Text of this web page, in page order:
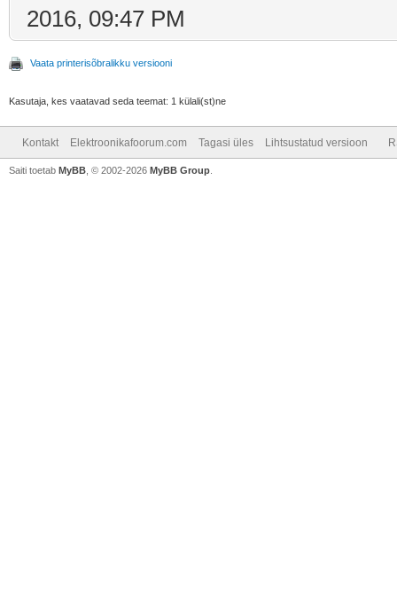
2016, 09:47 PM
Vaata printerisõbralikku versiooni
Kasutaja, kes vaatavad seda teemat: 1 külali(st)ne
Kontakt Elektroonikafoorum.com Tagasi üles Lihtsustatud versioon
Saiti toetab MyBB , © 2002-2026 MyBB Group